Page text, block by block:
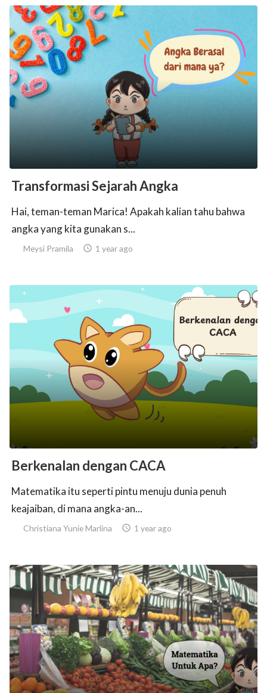
Transformasi Sejarah Angka
Hai, teman-teman Marica! Apakah kalian tahu bahwa
angka yang kita gunakan s...
Meysi Pramila  1 year ago
Berkenalan dengan CACA
Matematika itu seperti pintu menuju dunia penuh
keajaiban, di mana angka-an...
Christiana Yunie Marlina  1 year ago